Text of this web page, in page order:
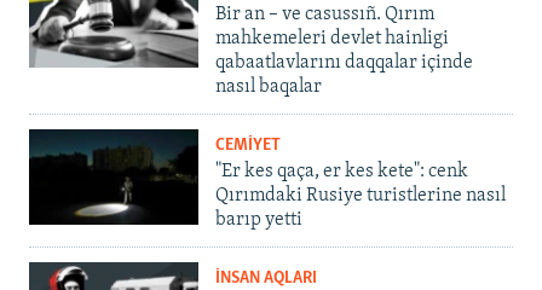
Bir an – ve casussıñ. Qırım
mahkemeleri devlet hainligi
qabaatlavlarını daqqalar içinde
nasıl baqalar
CEMİYET
"Er kes qaça, er kes kete": cenk
Qırımdaki Rusiye turistlerine nasıl
barıp yetti
İNSAN AQLARI